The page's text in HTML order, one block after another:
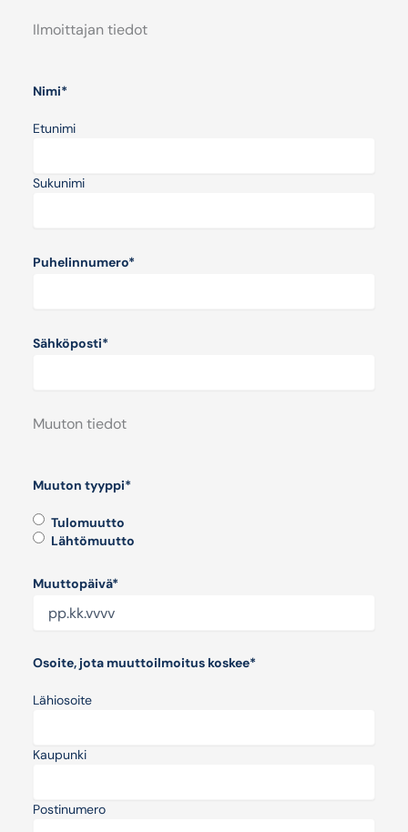
Ilmoittajan tiedot
Nimi*
Etunimi
Sukunimi
Puhelinnumero*
Sähköposti*
Muuton tiedot
Muuton tyyppi*
Tulomuutto
Lähtömuutto
Muuttopäivä*
KK
VVVV
Osoite, jota muuttoilmoitus koskee*
Lähiosoite
Kaupunki
Postinumero